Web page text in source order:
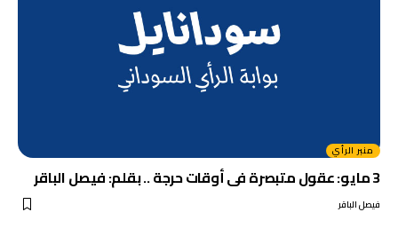
منبر الرأي
3 مايو: عقول متبصرة فى أوقات حرجة .. بقلم: فيصل الباقر
فيصل الباقر